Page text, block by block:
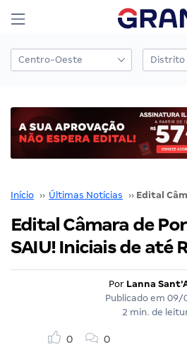
Início ›› Últimas Notícias ››
Edital Câmara de
SAIU! Iniciais de até
Por Lanna
Publicado em 09/
2 min. de
0 0